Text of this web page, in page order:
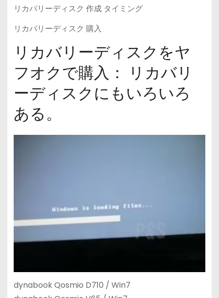
リカバリーディスク 作成 タイミング
リカバリーディスク 購入
リカバリーディスクをヤ
フオクで購入： リカバリ
ーディスクにもいろいろ
ある。
dynabook Qosmio D710 / Win7